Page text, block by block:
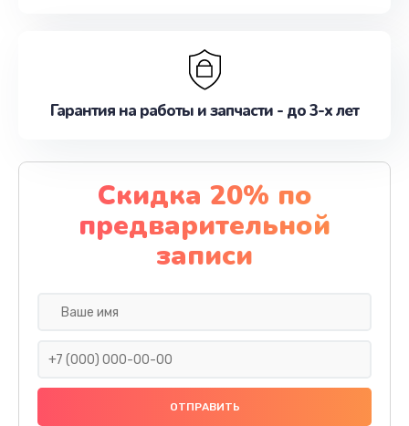
Гарантия на работы и запчасти - до 3-х лет
Скидка 20% по
предварительной
записи